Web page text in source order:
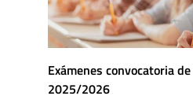
Exámenes convocatoria
2025/2026